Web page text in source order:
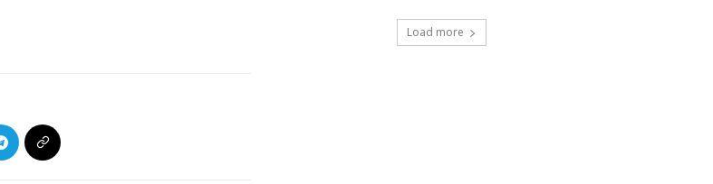
Load more